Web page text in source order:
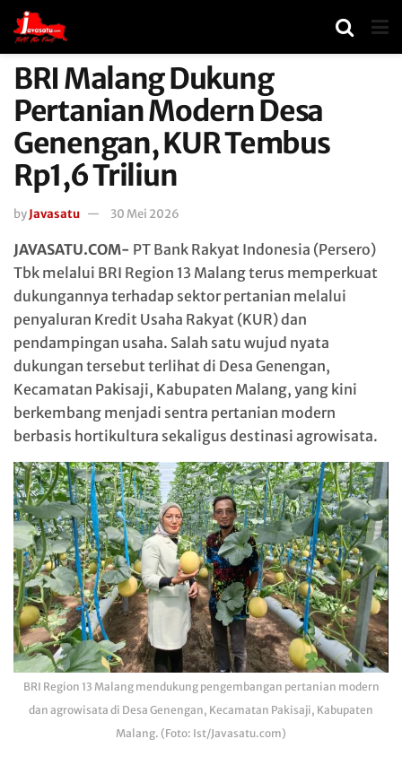
BRI Malang Dukung
Pertanian Modern Desa
Genengan, KUR Tembus
Rp1,6 Triliun
byJavasatu 30 Mei 2026
JAVASATU.COM- PT Bank Rakyat Indonesia (Persero)
Tbk melalui BRI Region 13 Malang terus memperkuat
dukungannya terhadap sektor pertanian melalui
penyaluran Kredit Usaha Rakyat (KUR) dan
pendampingan usaha. Salah satu wujud nyata
dukungan tersebut terlihat di Desa Genengan,
Kecamatan Pakisaji, Kabupaten Malang, yang kini
berkembang menjadi sentra pertanian modern
berbasis hortikultura sekaligus destinasi agrowisata.
BRI Region 13 Malang mendukung pengembangan pertanian modern
dan agrowisata di Desa Genengan, Kecamatan Pakisaji, Kabupaten
Malang. (Foto: Ist/Javasatu.com)